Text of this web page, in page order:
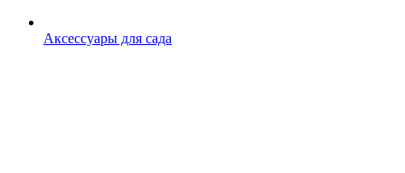
Аксессуары для сада